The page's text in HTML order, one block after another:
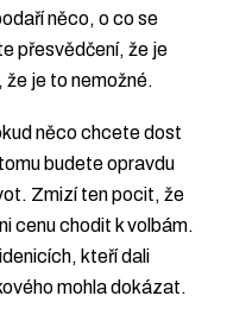
něco, o co se
přesvědčení, že je
že je to nemožné.
něco chcete dost
budete opravdu
Zmizí ten pocit, že
cenu chodit k volbám.
kteří dali
mohla dokázat.